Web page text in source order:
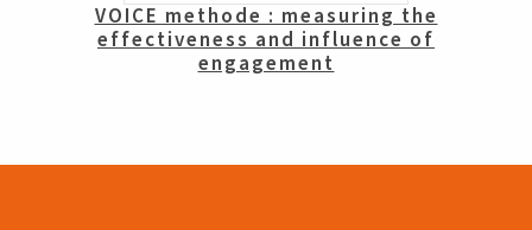
VOICE methode : measuring the
effectiveness and influence of
engagement